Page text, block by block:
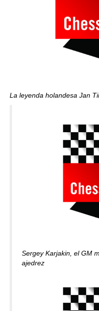
La leyenda holandesa Jan
Sergey Karjakin, el GM
ajedrez